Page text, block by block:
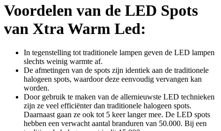
Voordelen van de LED Spots
van Xtra Warm Led:
In tegenstelling tot traditionele lampen geven de LED lampen
slechts weinig warmte af.
De afmetingen van de spots zijn identiek aan de traditionele
halogeen spots, waardoor deze eenvoudig vervangen kan
worden.
Door gebruik te maken van de allernieuwste LED technieken
zijn ze veel efficiënter dan traditionele halogeen spots.
Daarnaast gaan ze ook tot 5 keer langer mee. De LED spots
hebben een verwacht aantal branduren van 50.000. Bij een